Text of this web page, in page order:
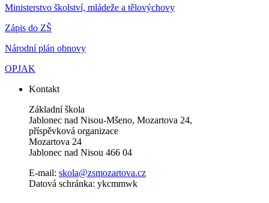
Ministerstvo školství, mládeže a tělovýchovy
Zápis do ZŠ
Národní plán obnovy
OPJAK
Kontakt
Základní škola
Jablonec nad Nisou-Mšeno, Mozartova 24,
příspěvková organizace
Mozartova 24
Jablonec nad Nisou 466 04
E-mail: skola@zsmozartova.cz
Datová schránka: ykcmmwk